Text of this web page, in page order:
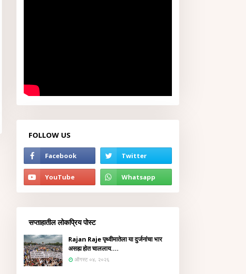
FOLLOW US
सप्ताहातील लोकप्रिय पोस्ट
Rajan Raje पृथ्वीमातेला या दुर्जनांचा भार
असह्य होत चाललाय....
ऑगस्ट ०४, २०२६